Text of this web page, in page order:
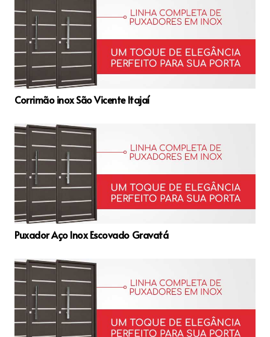
Corrimão inox São Vicente Itajaí
Puxador Aço Inox Escovado Gravatá